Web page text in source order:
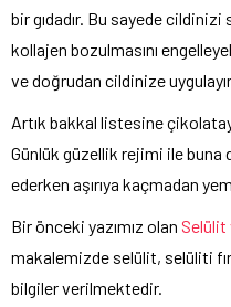
bir gıdadır. Bu sayede cildinizi
kollajen bozulmasını
ve doğrudan cildinize
Artık bakkal listesine
Günlük güzellik rejimi ile
ederken aşırıya kaçmadan
Bir önceki yazımız olan Selülit
makalemizde selülit, selüliti
bilgiler verilmektedir.